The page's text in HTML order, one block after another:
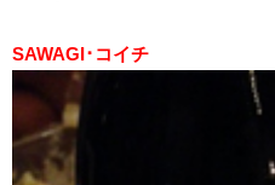
SAWAGI･コイチ